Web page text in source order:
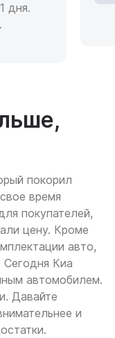
дня.
покорил
время
покупателей,
цену. Кроме
авто,
Сегодня Киа
автомобилем.
Давайте
и